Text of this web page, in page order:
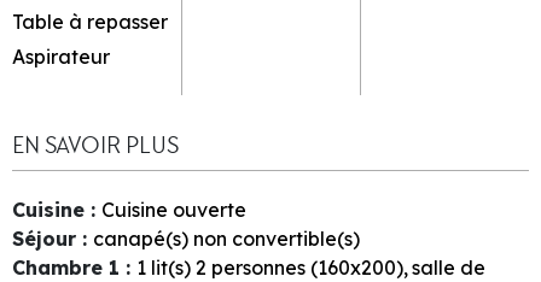
Table à repasser
Aspirateur
EN SAVOIR PLUS
Cuisine : Cuisine ouverte
Séjour : canapé(s) non convertible(s)
Chambre 1 : 1 lit(s) 2 personnes (160x200) salle de